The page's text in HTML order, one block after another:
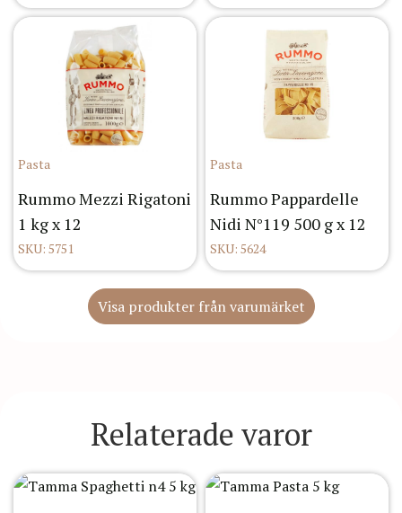
Pasta
Rummo Mezzi Rigatoni
1 kg x 12
SKU: 5751
Pasta
Rummo Pappardelle
Nidi N°119 500 g x 12
SKU: 5624
Visa produkter från varumärket
Relaterade varor